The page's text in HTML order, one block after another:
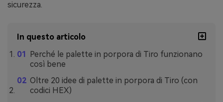
sicurezza.
In questo articolo
Perché le palette in porpora di Tiro funzionano
così bene
Oltre 20 idee di palette in porpora di Tiro (con
codici HEX)